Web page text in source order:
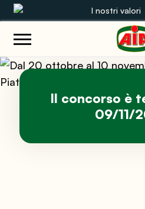
I nostri valori
Il concorso è
09/11/